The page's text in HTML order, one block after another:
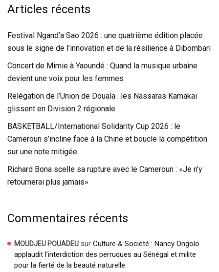
Articles récents
Festival Ngand’a Sao 2026 : une quatrième édition placée
sous le signe de l’innovation et de la résilience à Dibombari
Concert de Mimie à Yaoundé : Quand la musique urbaine
devient une voix pour les femmes
Relégation de l’Union de Douala : les Nassaras Kamakaï
glissent en Division 2 régionale
BASKETBALL/International Solidarity Cup 2026 : le
Cameroun s’incline face à la Chine et boucle la compétition
sur une note mitigée
Richard Bona scelle sa rupture avec le Cameroun : «Je n’y
retournerai plus jamais»
Commentaires récents
MOUDJEU POUADEU sur Culture & Société : Nancy Ongolo
applaudit l’interdiction des perruques au Sénégal et milite
pour la fierté de la beauté naturelle